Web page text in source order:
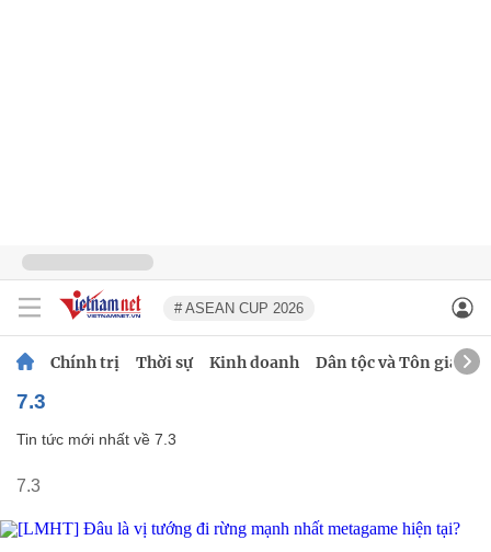
# ASEAN CUP 2026
Chính trị Thời sự Kinh doanh Dân tộc và Tôn giáo
7.3
Tin tức mới nhất về 7.3
7.3